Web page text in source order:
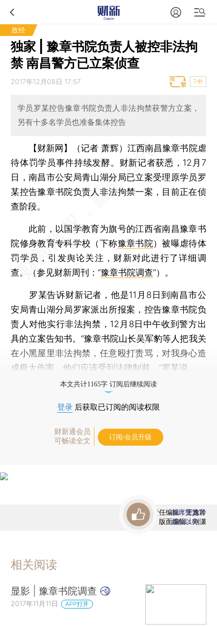
政经
独家 | 豫章书院负责人被控非法拘
禁 南昌警方已立案侦查
2017年12月08日 17:57 T中
学员罗某控告豫章书院负责人非法拘禁获警方立案，
另有十多名学员也准备集体控告
【财新网】（记者 萧辉） 江西南昌豫章书院虐
待体罚学员事件持续发酵。财新记者获悉，12月7
日，南昌市公安局青山湖分局已立案受理原学员罗
某控告豫章书院负责人非法拘禁一案，目前正在侦
查阶段。
此前，以国学教育为旗号的江西省南昌豫章书
院修身教育专科学校（下称豫章书院）被曝虐待体
罚学员，引发舆论关注，财新对此进行了详细调
查。（参见财新周刊：“豫章书院调查”）。
罗某告诉财新记者，他是11月8日到南昌市公
安局青山湖分局罗家派出所报案，控告豫章书院负
责人对他实行非法拘禁，12月8日中午收到警方出
具的立案告知书。“豫章书院山长吴军豹等人把我关
在小黑屋里非法拘禁，任意殴打责骂，对我身心造
成极大伤害，他们应该受到法律制裁。”罗某说。
本文共计1165字 订阅后继续阅读
登录 后获取已订阅的阅读权限
财新通会员
可畅读全文
订阅/会员升级
责任编辑：王逸吟
版面编辑：刘潇
首席赞赏官
虚位以待
相关阅读
显影 | 豫章书院调查
2017年11月11日 APP打开